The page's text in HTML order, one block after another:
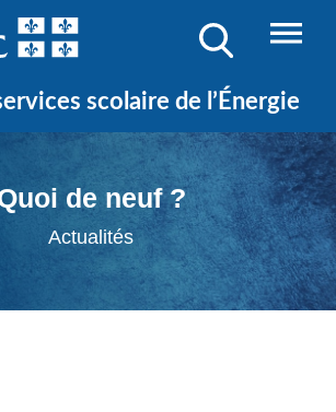
scolaire de l’Énergie
de neuf ?
Actualités